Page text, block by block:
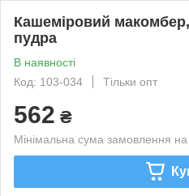
Кашеміровий макомбер,
пудра
В наявності
Код: 103-034
Тільки опт
562 ₴
Мінімальна сума замовлення